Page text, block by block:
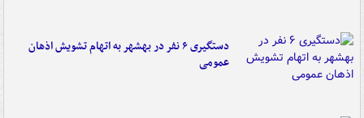
دستگیری ۶ نفر در بهشهر به اتهام تشویش اذهان
عمومی